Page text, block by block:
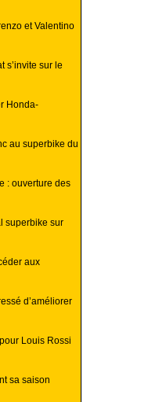
et Valentino
s’invite sur le
Honda-
au superbike du
: ouverture des
superbike sur
aux
d’améliorer
Louis Rossi
sa saison